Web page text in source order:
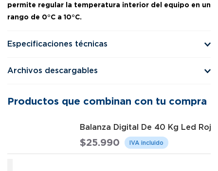
permite regular la temperatura interior del equipo en un
rango de 0°C a 10°C.
Especificaciones técnicas
Archivos descargables
Productos que combinan con tu compra
Balanza Digital De 40 Kg Led
$25.990